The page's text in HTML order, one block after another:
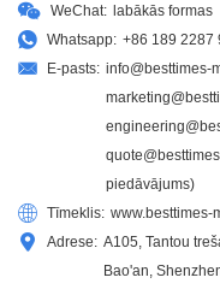
WeChat: labākās formas
Whatsapp: +86 189 2287
E-pasts: info@besttimes-
piedāvājums)
Tīmeklis: www.besttimes-
Adrese: A105, Tantou
Bao'an,